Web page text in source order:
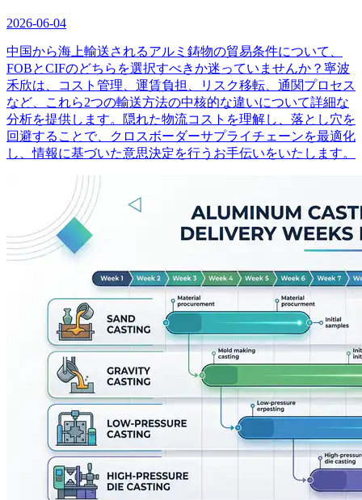
2026-06-04
中国から海上輸送されるアルミ鋳物の貿易条件について、
FOBとCIFのどちらを選択すべきか迷っていませんか？寧波
禾欣は、コスト管理、運賃負担、リスク移転、通関プロセス
など、これら2つの輸送方法の中核的な違いについて詳細な
分析を提供します。隠れた物流コストを理解し、落とし穴を
回避することで、クロスボーダーサプライチェーンを最適化
し、情報に基づいた意思決定を行うお手伝いをいたします。